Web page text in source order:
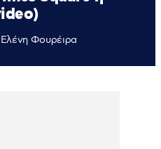
Ελένη Φουρέιρα